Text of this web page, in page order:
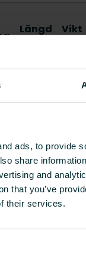
ads, to provide
share
and
that you’ve
their services.
Längd
Vikt
arkitekt eller
hand om